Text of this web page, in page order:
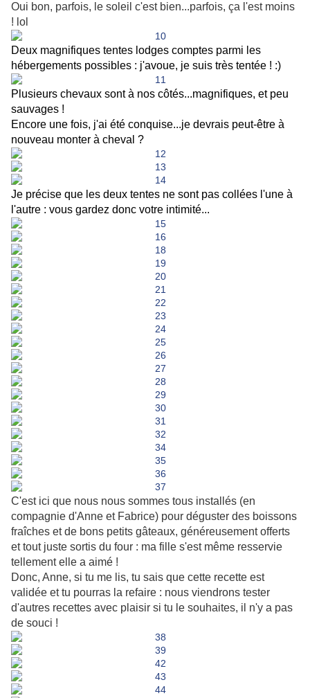
Oui bon, parfois, le soleil c'est bien...parfois, ça l'est moins
! lol
Deux magnifiques tentes lodges comptes parmi les
hébergements possibles : j'avoue, je suis très tentée ! :)
Plusieurs chevaux sont à nos côtés...magnifiques, et peu
sauvages !
Encore une fois, j'ai été conquise...je devrais peut-être à
nouveau monter à cheval ?
Je précise que les deux tentes ne sont pas collées l'une à
l'autre : vous gardez donc votre intimité...
C'est ici que nous nous sommes tous installés (en
compagnie d'Anne et Fabrice) pour déguster des boissons
fraîches et de bons petits gâteaux, généreusement offerts
et tout juste sortis du four : ma fille s'est même resservie
tellement elle a aimé !
Donc, Anne, si tu me lis, tu sais que cette recette est
validée et tu pourras la refaire : nous viendrons tester
d'autres recettes avec plaisir si tu le souhaites, il n'y a pas
de souci !